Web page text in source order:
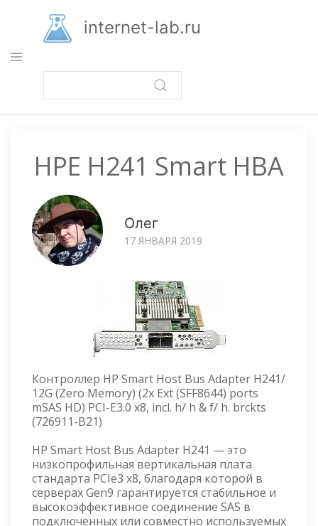
основному
содержанию
internet-lab.ru
HPE H241 Smart HBA
Олег
17 ЯНВАРЯ 2019
Контроллер HP Smart Host Bus Adapter H241/
12G (Zero Memory) (2x Ext (SFF8644) ports
mSAS HD) PCI-E3.0 x8, incl. h/ h & f/ h. brckts
(726911-B21)
HP Smart Host Bus Adapter H241 — это
низкопрофильная вертикальная плата
стандарта PCIe3 x8, благодаря которой в
серверах Gen9 гарантируется стабильное и
высокоэффективное соединение SAS в
подключенных или совместно используемых